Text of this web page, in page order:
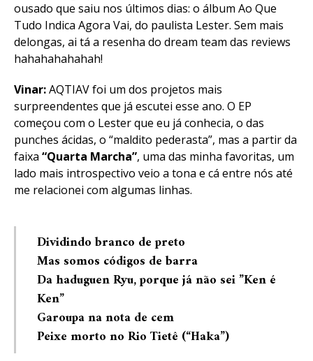
ousado que saiu nos últimos dias: o álbum Ao Que
Tudo Indica Agora Vai, do paulista Lester. Sem mais
delongas, ai tá a resenha do dream team das reviews
hahahahahahah!
Vinar:AQTIAV foi um dos projetos mais
surpreendentes que já escutei esse ano. O EP
começou com o Lester que eu já conhecia, o das
punches ácidas, o “maldito pederasta”, mas a partir da
faixa “Quarta Marcha”, uma das minha favoritas, um
lado mais introspectivo veio a tona e cá entre nós até
me relacionei com algumas linhas.
Dividindo branco de preto
Mas somos códigos de barra
Da haduguen Ryu, porque já não sei ”Ken é
Ken”
Garoupa na nota de cem
Peixe morto no Rio Tietê (“Haka”)